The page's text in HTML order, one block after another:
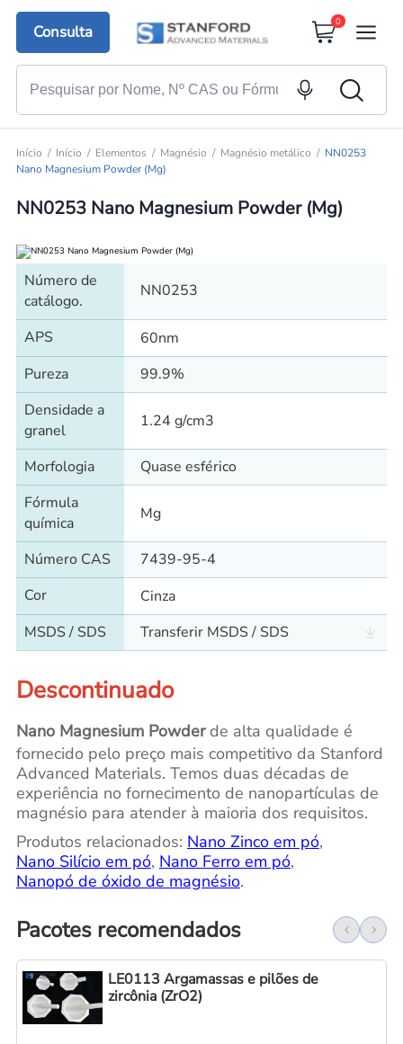
Consulta
0
Início Início Elementos Magnésio Magnésio metálico
NN0253
Nano Magnesium Powder (Mg)
NN0253 Nano Magnesium Powder (Mg)
Número de
catálogo.
NN0253
APS
60nm
Pureza
99.9%
Densidade a
granel
1.24 g/cm3
Morfologia
Quase esférico
Fórmula
química
Mg
Número CAS
7439-95-4
Cor
Cinza
MSDS / SDS
Transferir MSDS / SDS
Descontinuado
Nano Magnesium Powderde alta qualidade é
fornecido pelo preço mais competitivo da Stanford
Advanced Materials. Temos duas décadas de
experiência no fornecimento de nanopartículas de
magnésio para atender à maioria dos requisitos.
Produtos relacionados: Nano Zinco em pó,
Nano Silício em pó, Nano Ferro em pó,
Nanopó de óxido de magnésio.
Pacotes recomendados
LE0113 Argamassas e pilões de
zircônia (ZrO2)